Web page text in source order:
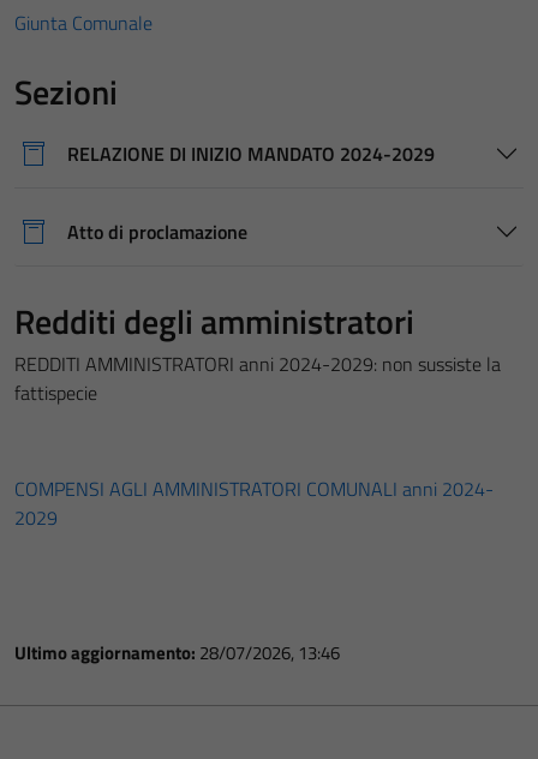
Giunta Comunale
Sezioni
RELAZIONE DI INIZIO MANDATO 2024-2029
Atto di proclamazione
Redditi degli amministratori
REDDITI AMMINISTRATORI anni 2024-2029: non sussiste la
fattispecie
COMPENSI AGLI AMMINISTRATORI COMUNALI anni 2024-
2029
Ultimo aggiornamento: 28/07/2026, 13:46